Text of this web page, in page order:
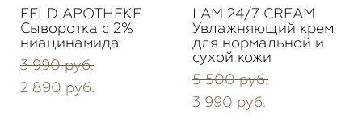
FELD APOTHEKE
Cыворотка с 2%
ниацинамида
3 990 pуб.
2 890 pуб.
I AM 24/7 CREАM
Увлажняющий крем
для нормальной и
сухой кожи
5 500 pуб.
3 990 pуб.